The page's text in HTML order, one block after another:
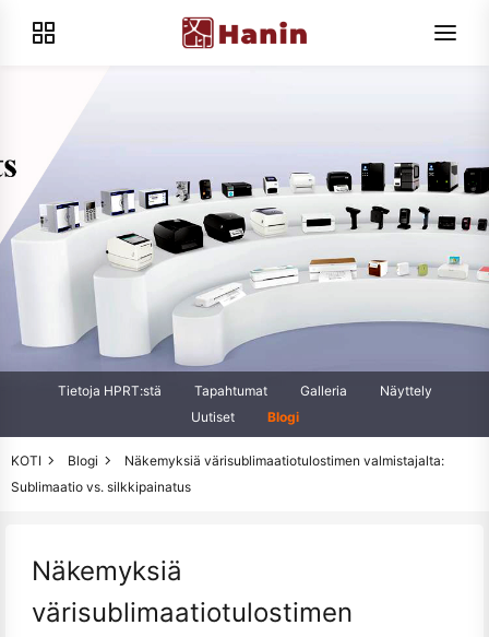
Tietoja HPRT:stä Tapahtumat Galleria
Näyttely
Uutiset
Blogi
KOTI Blogi
Näkemyksiä värisublimaatiotulostimen valmistajalta:
Sublimaatio vs. silkkipainatus
Näkemyksiä
värisublimaatiotulostimen